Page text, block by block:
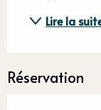
Lire la
Réservation